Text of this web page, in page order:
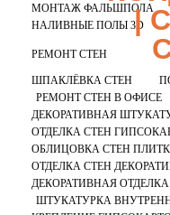
МОНТАЖ ФАЛЬШПОЛА
НАЛИВНЫЕ ПОЛЫ 3D
РЕМОНТ СТЕН
ШПАКЛЁВКА СТЕН
РЕМОНТ СТЕН В ОФИСЕ
ДЕКОРАТИВНАЯ
ОТДЕЛКА СТЕН
ОБЛИЦОВКА СТЕН
ОТДЕЛКА СТЕН
ДЕКОРАТИВНАЯ
ШТУКАТУРКА